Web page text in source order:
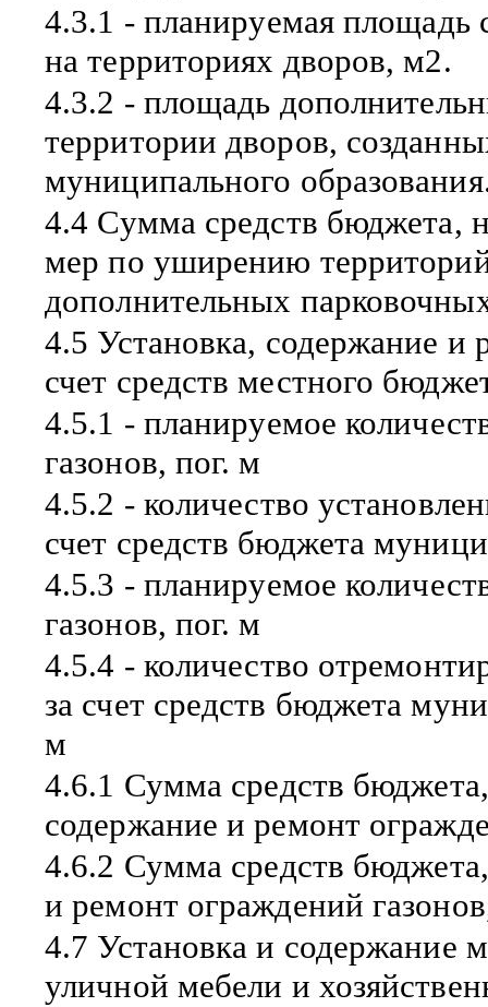
4.3.1 - планируемая площадь
на территориях дворов, м2.
4.3.2 - площадь
территории дворов,
муниципального
4.4 Сумма средств бюджета,
мер по уширению
дополнительных
4.5 Установка, содержание и
счет средств местного
4.5.1 - планируемое
газонов, пог. м
4.5.2 - количество
счет средств бюджета
4.5.3 - планируемое
газонов, пог. м
4.5.4 - количество
за счет средств бюджета
м
4.6.1 Сумма средств
содержание и ремонт
4.6.2 Сумма средств
и ремонт ограждений
4.7 Установка и содержание
уличной мебели и